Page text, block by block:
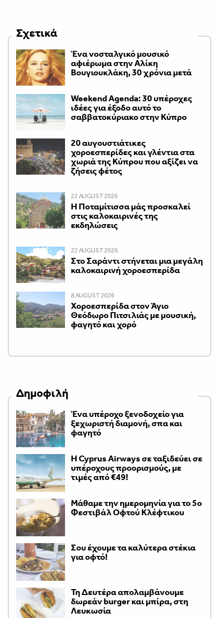
Σχετικά
Ένα νοσταλγικό μουσικό
αφιέρωμα στην Αλίκη
Βουγιουκλάκη, 30 χρόνια μετά
Weekend Agenda: 30 υπέροχες
ιδέες για έξοδο αυτό το
σαββατοκύριακο στην Κύπρο
20 αυγουστιάτικες
χοροεσπερίδες και γλέντια στα
χωριά της Κύπρου που αξίζει να
ζήσεις φέτος
22 AUGUST 2026
Η Ποταμίτισσα μάς προσκαλεί
στις καλοκαιρινές της
εκδηλώσεις
22 AUGUST 2026
Στο Σαράντι στήνεται μια μεγάλη
καλοκαιρινή χοροεσπερίδα
8 AUGUST 2026
Χοροεσπερίδα στον Άγιο
Θεόδωρο Πιτσιλιάς με μουσική,
φαγητό και χορό
Δημοφιλή
Ένα υπέροχο ξενοδοχείο για
ξεχωριστή διαμονή, σπα και
φαγητό
H Cyprus Airways σε ταξιδεύει σε
υπέροχους προορισμούς, με
τιμές από €49!
Μάθαμε την ημερομηνία για το 5ο
Φεστιβάλ Οφτού Κλέφτικου
Σου έχουμε τα καλύτερα στέκια
για οφτό!
Τη Δευτέρα απολαμβάνουμε
δωρεάν burger και μπίρα, στη
Λευκωσία